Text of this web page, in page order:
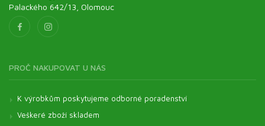
Palackého 642/13, Olomouc
PROČ NAKUPOVAT U NÁS
K výrobkům poskytujeme odborné poradenství
Veškeré zboží skladem